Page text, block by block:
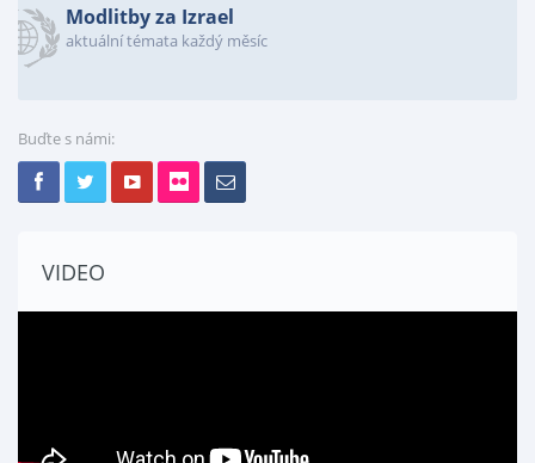
Modlitby za Izrael
aktuální témata každý měsíc
Buďte s námi:
VIDEO